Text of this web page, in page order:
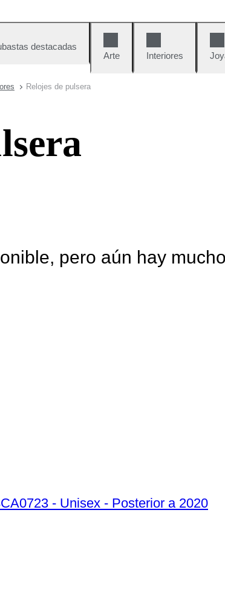
destacadas
Arte
Interiores
Relojes de pulsera
pero aún hay
- Unisex - Posterior a 2020